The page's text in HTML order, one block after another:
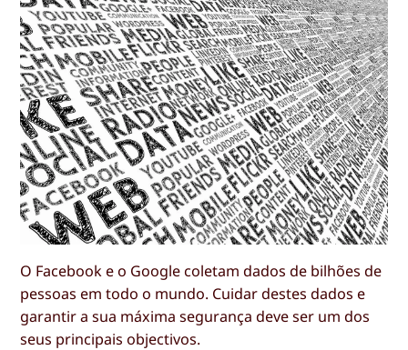
O Facebook e o Google coletam dados de bilhões de
pessoas em todo o mundo. Cuidar destes dados e
garantir a sua máxima segurança deve ser um dos
seus principais objectivos.